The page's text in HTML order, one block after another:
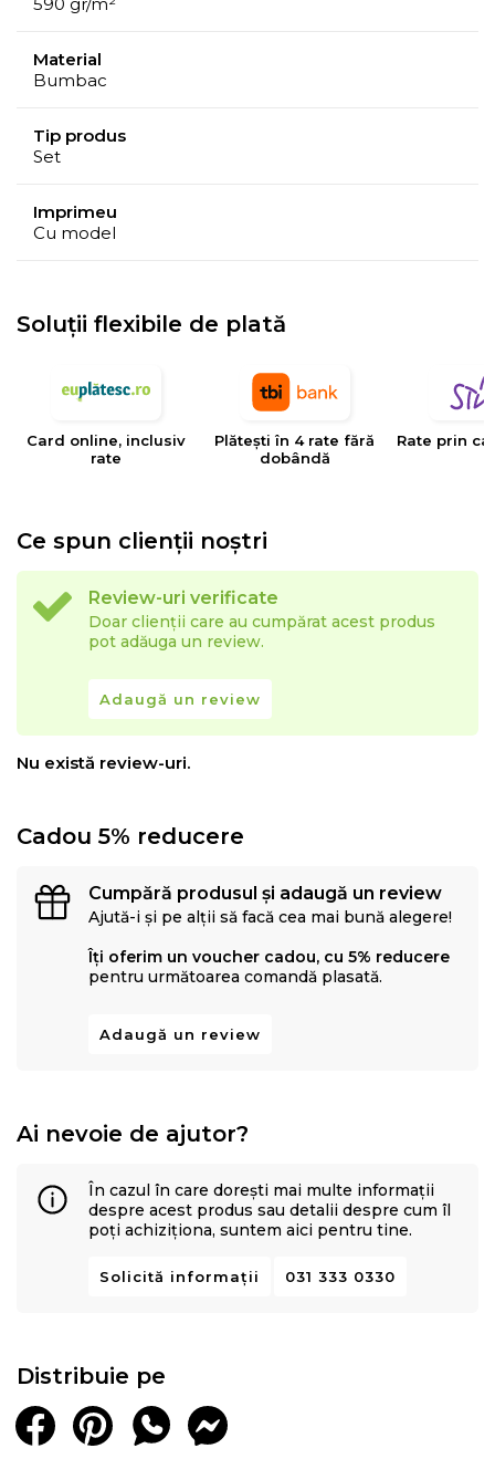
Material
Bumbac
Tip produs
Set
Imprimeu
Cu model
Soluții flexibile de plată
Card online, inclusiv
rate
Plătești în 4 rate fără
dobândă
Rate prin
Ce spun clienții noștri
Review-uri verificate
Doar clienții care au cumpărat acest produs
pot adăuga un review.
Adaugă un review
Nu există review-uri.
Cadou 5% reducere
Cumpără produsul și adaugă un review
Ajută-i și pe alții să facă cea mai bună alegere!
Îți oferim un voucher cadou, cu 5% reducere
pentru următoarea comandă plasată.
Adaugă un review
Ai nevoie de ajutor?
În cazul în care dorești mai multe informații
despre acest produs sau detalii despre cum îl
poți achiziționa, suntem aici pentru tine.
Solicită informații 031 333 0330
Distribuie pe